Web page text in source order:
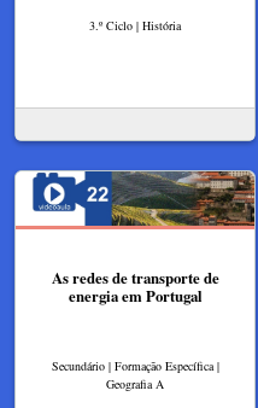
3.º Ciclo | História
As redes de transporte de
energia em Portugal
Secundário | Formação Específica |
Geografia A